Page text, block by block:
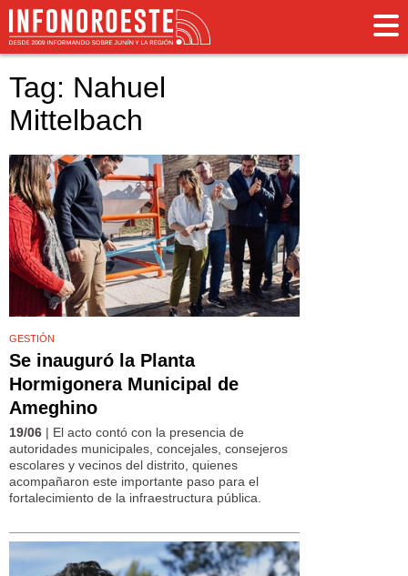
Tag: Nahuel
Mittelbach
GESTIÓN
Se inauguró la Planta
Hormigonera Municipal de
Ameghino
19/06 | El acto contó con la presencia de
autoridades municipales, concejales, consejeros
escolares y vecinos del distrito, quienes
acompañaron este importante paso para el
fortalecimiento de la infraestructura pública.